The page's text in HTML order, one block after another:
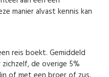
manier alvast kennis kan
reis boekt. Gemiddeld
de overige 5%